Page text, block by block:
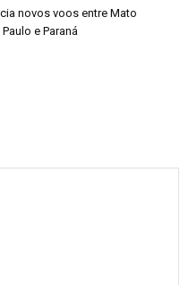
novos voos entre Mato
e Paraná